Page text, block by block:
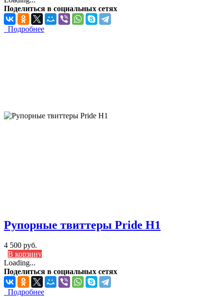
Поделиться в социальных сетях
Подробнее
Рупорные твиттеры Pride H1
4 500 руб.
В корзину
Loading...
Поделиться в социальных сетях
Подробнее